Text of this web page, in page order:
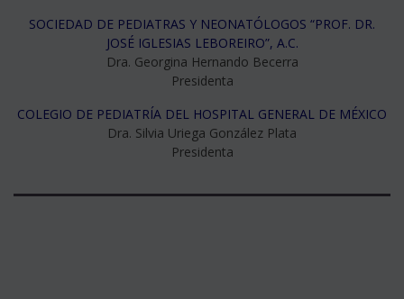
SOCIEDAD DE PEDIATRAS Y NEONATÓLOGOS “PROF. DR.
JOSÉ IGLESIAS LEBOREIRO”, A.C.
Dra. Georgina Hernando Becerra
Presidenta
COLEGIO DE PEDIATRÍA DEL HOSPITAL GENERAL DE MÉXICO
Dra. Silvia Uriega González Plata
Presidenta